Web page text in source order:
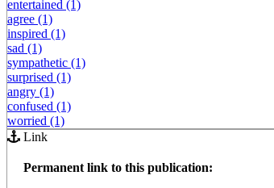
entertained (1)
agree (1)
inspired (1)
sad (1)
sympathetic (1)
surprised (1)
angry (1)
confused (1)
worried (1)
Link
Permanent link to this publication: